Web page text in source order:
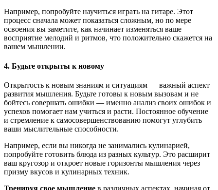
Например, попробуйте научиться играть на гитаре. Этот
процесс сначала может показаться сложным, но по мере
освоения вы заметите, как начинает изменяться ваше
восприятие мелодий и ритмов, что положительно скажется на
вашем мышлении.
4. Будьте открыты к новому
Открытость к новым знаниям и ситуациям — важный аспект
развития мышления. Будьте готовы к новым вызовам и не
бойтесь совершать ошибки — именно анализ своих ошибок и
успехов помогает нам учиться и расти. Постоянное обучение
и стремление к самосовершенствованию помогут углубить
ваши мыслительные способности.
Например, если вы никогда не занимались кулинарией,
попробуйте готовить блюда из разных культур. Это расширит
ваш кругозор и откроет новые горизонты мышления через
призму вкусов и кулинарных техник.
Тренируя свое мышление в различных аспектах, начиная от